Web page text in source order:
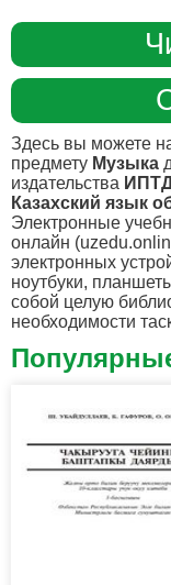
Здесь вы можете
предмету Музыка
издательства
Казахский язык
Электронные
онлайн
электронных
ноутбуки,
собой целую
необходимости